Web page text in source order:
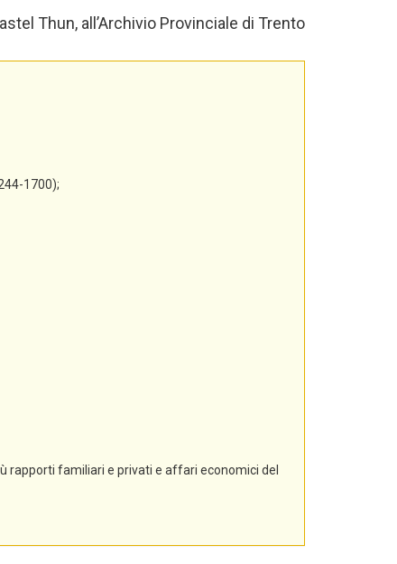
Thun, all’Archivio Provinciale di Trento
1700);
rapporti familiari e privati e affari economici del